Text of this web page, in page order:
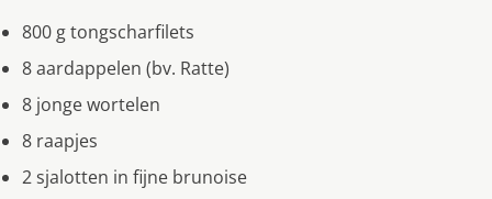
800 g tongscharfilets
8 aardappelen (bv. Ratte)
8 jonge wortelen
8 raapjes
2 sjalotten in fijne brunoise